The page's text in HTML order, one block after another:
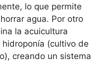
lo que permite
agua. Por otro
la acuicultura
(cultivo de
creando un sistema